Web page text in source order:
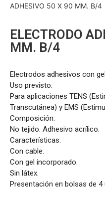
ADHESIVO 50 X 90 MM. B/4
ELECTRODO
MM. B/4
Electrodos adhesivos con
Uso previsto:
Para aplicaciones TENS
Transcutánea) y EMS
Composición:
No tejido. Adhesivo acrílico.
Características:
Con cable.
Con gel incorporado.
Sin látex.
Presentación en bolsas de 4